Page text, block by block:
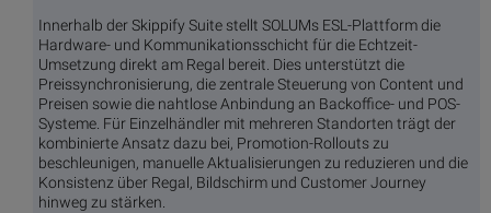
Innerhalb der Skippify Suite stellt SOLUMs ESL-Plattform die
Hardware- und Kommunikationsschicht für die Echtzeit-
Umsetzung direkt am Regal bereit. Dies unterstützt die
Preissynchronisierung, die zentrale Steuerung von Content und
Preisen sowie die nahtlose Anbindung an Backoffice- und POS-
Systeme. Für Einzelhändler mit mehreren Standorten trägt der
kombinierte Ansatz dazu bei, Promotion-Rollouts zu
beschleunigen, manuelle Aktualisierungen zu reduzieren und die
Konsistenz über Regal, Bildschirm und Customer Journey
hinweg zu stärken.